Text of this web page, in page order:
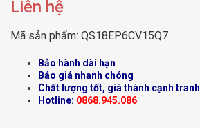
Liên hệ
Mã sản phẩm: QS18EP6CV15Q7
Bảo hành dài hạn
Báo giá nhanh chóng
Chất lượng tốt, giá thành cạnh tranh
Hotline: 0868.945.086